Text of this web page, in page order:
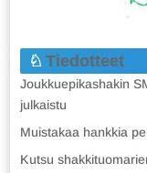
Tiedotteet
Joukkuepikashakin
julkaistu
Muistakaa hankkia
Kutsu